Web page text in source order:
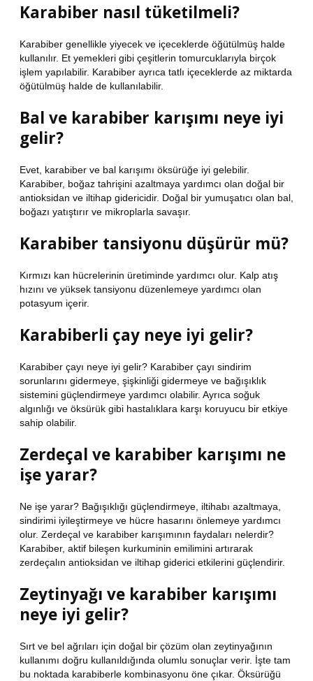
Karabiber nasıl tüketilmeli?
Karabiber genellikle yiyecek ve içeceklerde öğütülmüş halde
kullanılır. Et yemekleri gibi çeşitlerin tomurcuklarıyla birçok
işlem yapılabilir. Karabiber ayrıca tatlı içeceklerde az miktarda
öğütülmüş halde de kullanılabilir.
Bal ve karabiber karışımı neye iyi
gelir?
Evet, karabiber ve bal karışımı öksürüğe iyi gelebilir.
Karabiber, boğaz tahrişini azaltmaya yardımcı olan doğal bir
antioksidan ve iltihap gidericidir. Doğal bir yumuşatıcı olan bal,
boğazı yatıştırır ve mikroplarla savaşır.
Karabiber tansiyonu düşürür mü?
Kırmızı kan hücrelerinin üretiminde yardımcı olur. Kalp atış
hızını ve yüksek tansiyonu düzenlemeye yardımcı olan
potasyum içerir.
Karabiberli çay neye iyi gelir?
Karabiber çayı neye iyi gelir? Karabiber çayı sindirim
sorunlarını gidermeye, şişkinliği gidermeye ve bağışıklık
sistemini güçlendirmeye yardımcı olabilir. Ayrıca soğuk
algınlığı ve öksürük gibi hastalıklara karşı koruyucu bir etkiye
sahip olabilir.
Zerdeçal ve karabiber karışımı ne
işe yarar?
Ne işe yarar? Bağışıklığı güçlendirmeye, iltihabı azaltmaya,
sindirimi iyileştirmeye ve hücre hasarını önlemeye yardımcı
olur. Zerdeçal ve karabiber karışımının faydaları nelerdir?
Karabiber, aktif bileşen kurkuminin emilimini artırarak
zerdeçalın antioksidan ve iltihap giderici etkilerini güçlendirir.
Zeytinyağı ve karabiber karışımı
neye iyi gelir?
Sırt ve bel ağrıları için doğal bir çözüm olan zeytinyağının
kullanımı doğru kullanıldığında olumlu sonuçlar verir. İşte tam
bu noktada karabiberle kombinasyonu öne çıkar. Öksürüğü